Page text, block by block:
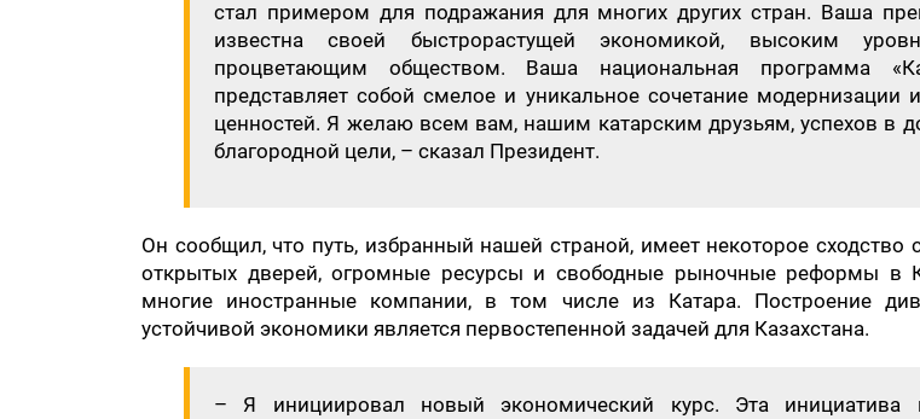
стал примером для подражания для многих других стран. Ваша
известна своей быстрорастущей экономикой, высоким
процветающим обществом. Ваша национальная программа
представляет собой смелое и уникальное сочетание модернизации
ценностей. Я желаю всем вам, нашим катарским друзьям, успехов в
благородной цели, – сказал Президент.
Он сообщил, что путь, избранный нашей страной, имеет некоторое сходство
открытых дверей, огромные ресурсы и свободные рыночные реформы в
многие иностранные компании, в том числе из Катара. Построение
устойчивой экономики является первостепенной задачей для Казахстана.
– Я инициировал новый экономический курс. Эта инициатива